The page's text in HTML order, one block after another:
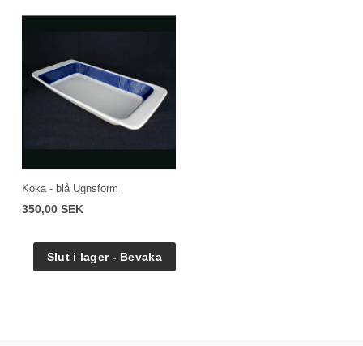
Koka - blå Ugnsform
350,00 SEK